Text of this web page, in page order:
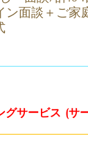
面談＋ご
グサービス (サ